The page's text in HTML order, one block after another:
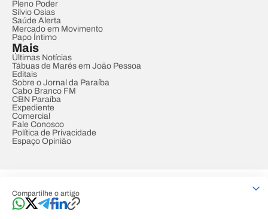
Compartilhe o artigo
Pleno Poder
Sílvio Osias
Saúde Alerta
Mercado em Movimento
Papo Íntimo
Mais
Últimas Notícias
Tábuas de Marés em João Pessoa
Editais
Sobre o Jornal da Paraíba
Cabo Branco FM
CBN Paraíba
Expediente
Comercial
Fale Conosco
Política de Privacidade
Espaço Opinião
Developed by Designed by